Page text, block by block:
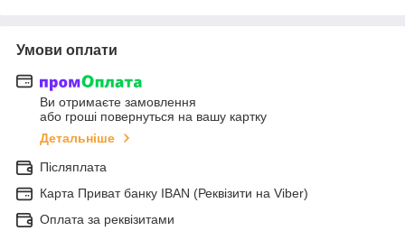
Умови оплати
Ви отримаєте замовлення
або гроші повернуться на вашу картку
Детальніше
Післяплата
Карта Приват банку IBAN (Реквізити на Viber)
Оплата за реквізитами